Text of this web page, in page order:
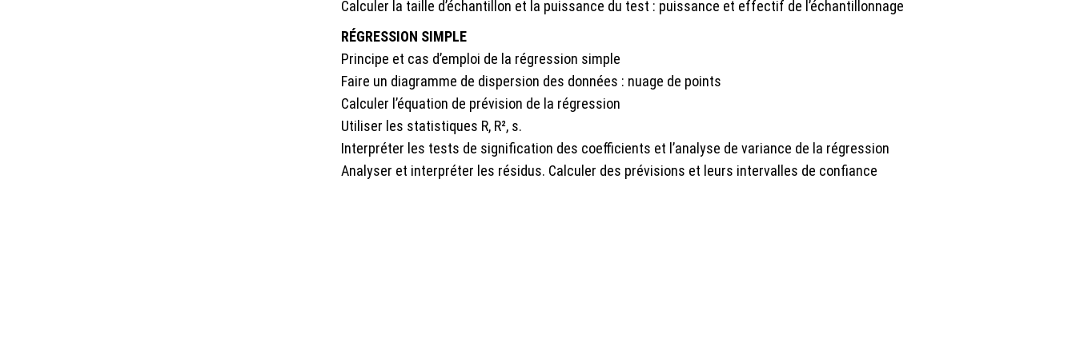
Calculer la taille d’échantillon et la puissance du test : puissance et effectif de l’échantillonnage
RÉGRESSION SIMPLE
Principe et cas d’emploi de la régression simple
Faire un diagramme de dispersion des données : nuage de points
Calculer l’équation de prévision de la régression
Utiliser les statistiques R, R², s.
Interpréter les tests de signification des coefficients et l’analyse de variance de la régression
Analyser et interpréter les résidus. Calculer des prévisions et leurs intervalles de confiance